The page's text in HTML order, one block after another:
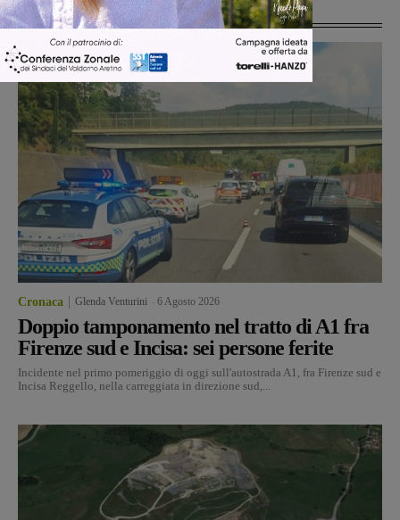
Ultime Notizie
Cronaca Glenda Venturini 6 Agosto 2026
Doppio tamponamento nel tratto di A1 fra
Firenze sud e Incisa: sei persone ferite
Incidente nel primo pomeriggio di oggi sull'autostrada A1, fra Firenze sud e
Incisa Reggello, nella carreggiata in direzione sud,...